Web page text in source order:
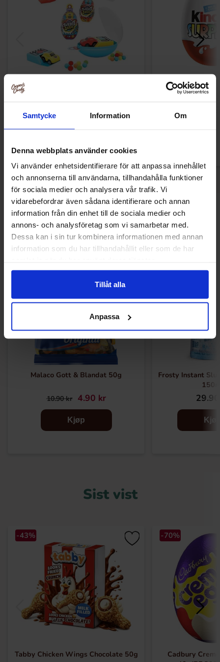
Samtycke Information Om
Denna webbplats använder cookies
Vi använder enhetsidentifierare för att anpassa innehållet
och annonserna till användarna, tillhandahålla funktioner
för sociala medier och analysera vår trafik. Vi
vidarebefordrar även sådana identifierare och annan
information från din enhet till de sociala medier och
annons- och analysföretag som vi samarbetar med.
Dessa kan i sin tur kombinera informationen med annan
information som du har tillhandahållit eller som de har
Tillåt alla
Anpassa
26.90 kr
Kjøp
Kinder
Andre kjøpte også
Malaco Gott & Blandat 50g
10.90 kr 4.90 kr
Kjøp
Frosty Instant
Sist vist
-43%
Tabby Chicken Wings Chocolate 50g
-70%
Cadbury